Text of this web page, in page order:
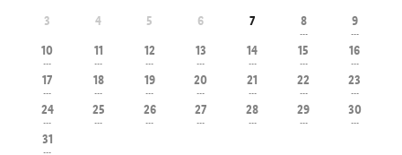
3
4 5 6 7 8
---
9
---
10
---
11
---
12
---
13
---
14
---
15
---
16
---
17
---
18
---
19
---
20
---
21
---
22
---
23
---
24
---
25
---
26
---
27
---
28
---
29
---
30
---
31